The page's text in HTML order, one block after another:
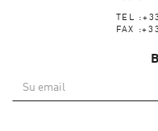
TEL
FAX